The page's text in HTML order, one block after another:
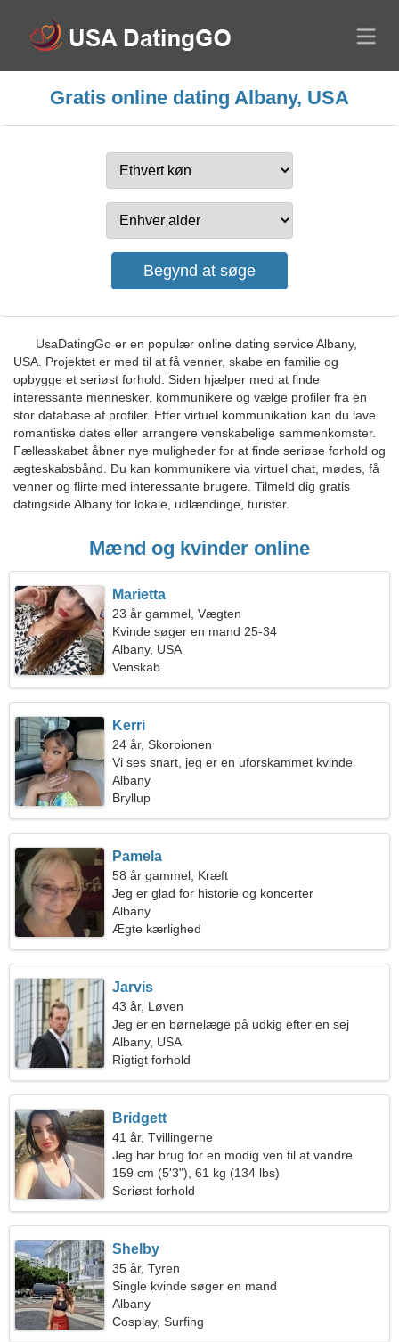
Gratis online dating Albany, USA
UsaDatingGo er en populær online dating service Albany,
USA. Projektet er med til at få venner, skabe en familie og
opbygge et seriøst forhold. Siden hjælper med at finde
interessante mennesker, kommunikere og vælge profiler fra en
stor database af profiler. Efter virtuel kommunikation kan du lave
romantiske dates eller arrangere venskabelige sammenkomster.
Fællesskabet åbner nye muligheder for at finde seriøse forhold og
ægteskabsbånd. Du kan kommunikere via virtuel chat, mødes, få
venner og flirte med interessante brugere. Tilmeld dig gratis
datingside Albany for lokale, udlændinge, turister.
Mænd og kvinder online
Marietta
23 år gammel, Vægten
Kvinde søger en mand 25-34
Albany, USA
Venskab
Kerri
24 år, Skorpionen
Vi ses snart, jeg er en uforskammet kvinde
Albany
Bryllup
Pamela
58 år gammel, Kræft
Jeg er glad for historie og koncerter
Albany
Ægte kærlighed
Jarvis
43 år, Løven
Jeg er en børnelæge på udkig efter en sej
kvinde
Albany, USA
Rigtigt forhold
Bridgett
41 år, Tvillingerne
Jeg har brug for en modig ven til at vandre
sammen
159 cm (5'3"), 61 kg (134 lbs)
Seriøst forhold
Shelby
35 år, Tyren
Single kvinde søger en mand
Albany
Cosplay, Surfing